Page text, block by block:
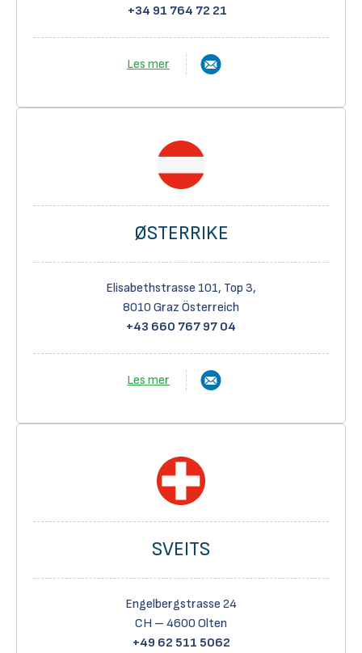
+34 91 764 72 21
Les mer
ØSTERRIKE
Elisabethstrasse 101, Top 3,
8010 Graz Österreich
+43 660 767 97 04
Les mer
SVEITS
Engelbergstrasse 24
CH – 4600 Olten
+49 62 511 5062